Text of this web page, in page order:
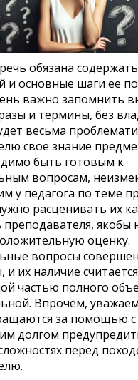
обязана содержать
и основные шаги ее
важно запомнить
и термины, без
весьма
свое знание
быть готовым к
вопросам,
у педагога по теме
расценивать их
преподавателя,
оценку.
вопросы
их наличие считается
частью полного
Впрочем,
за помощью
долгом
перед